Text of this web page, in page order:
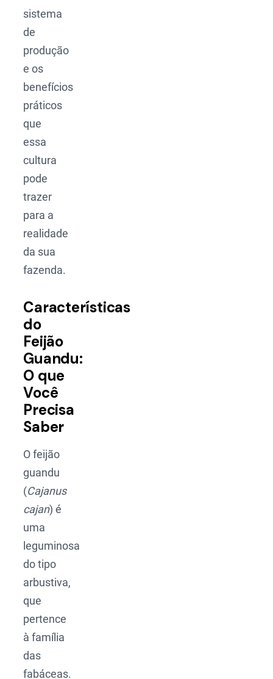
sistema
de
produção
e os
benefícios
práticos
que
essa
cultura
pode
trazer
para a
realidade
da sua
fazenda.
Características
do
Feijão
Guandu:
O que
Você
Precisa
Saber
O feijão
guandu
(Cajanus
cajan) é
uma
leguminosa
do tipo
arbustiva,
que
pertence
à família
das
fabáceas.